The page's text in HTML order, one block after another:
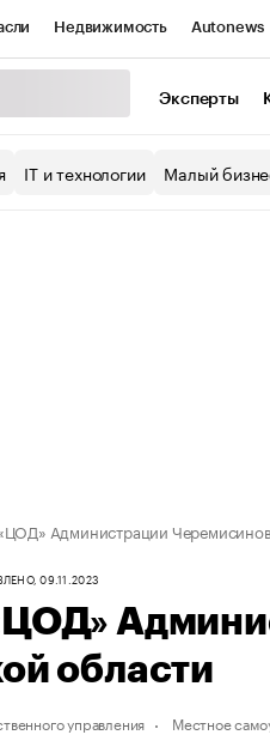
Недвижимость Autonews
Эксперты
IT и технологии Малый
Администрации
09.11.2023
области
управления Местное